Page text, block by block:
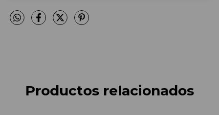
Productos relacionados